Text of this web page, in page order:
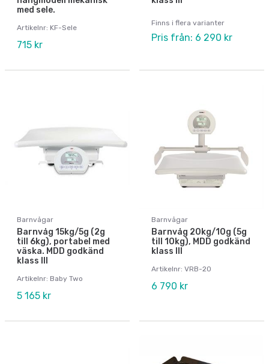
med sele.
Artikelnr: KF-Sele
715 kr
Finns i flera varianter
Pris från: 6 290 kr
Barnvågar
Barnvåg 15kg/5g (2g
till 6kg), portabel med
väska. MDD godkänd
klass III
Artikelnr: Baby Two
5 165 kr
Barnvågar
Barnvåg 20kg/10g (5g
till 10kg), MDD godkänd
klass III
Artikelnr: VRB-20
6 790 kr